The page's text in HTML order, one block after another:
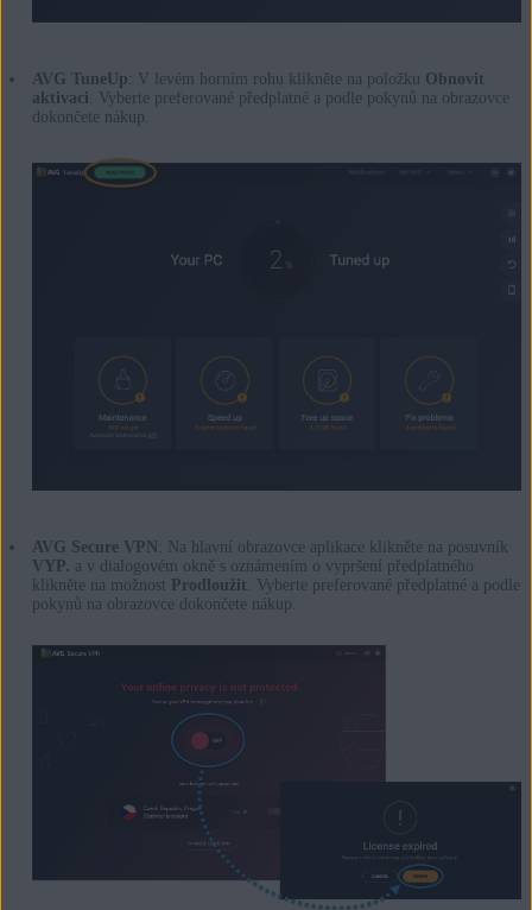
AVG TuneUp : V levém horním rohu klikněte na položku Obnovit
aktivaci. Vyberte preferované předplatné a podle pokynů na obrazovce
dokončete nákup.
AVG Secure VPN : Na hlavní obrazovce aplikace klikněte na posuvník
VYP.
a v dialogovém okně s oznámením o vypršení předplatného
klikněte na možnost Prodloužit . Vyberte preferované předplatné a podle
pokynů na obrazovce dokončete nákup.